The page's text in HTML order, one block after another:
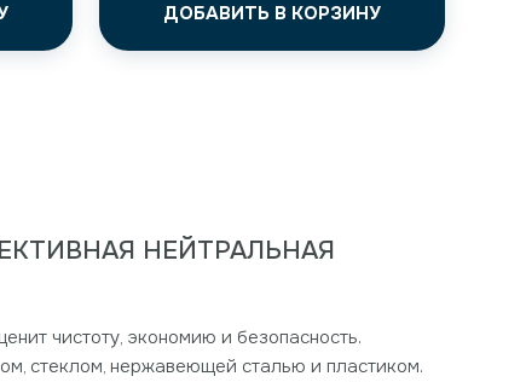
ДОБАВИТЬ В КОРЗИНУ
НЕЙТРАЛЬНАЯ
чистоту, экономию и безопасность.
стеклом, нержавеющей сталью и пластиком.